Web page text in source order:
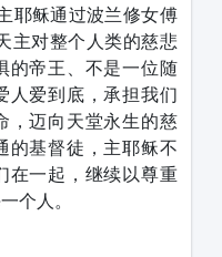
耶稣通过波兰修女傅
主对整个人类的慈悲
的帝王、不是一位随
人爱到底，承担我们
，迈向天堂永生的慈
的基督徒，主耶稣不
在一起，继续以尊重
个人。